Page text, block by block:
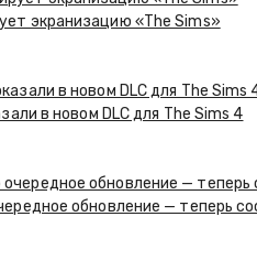
экранизацию «The Sims»
в новом DLC для The Sims 4
обновление — теперь